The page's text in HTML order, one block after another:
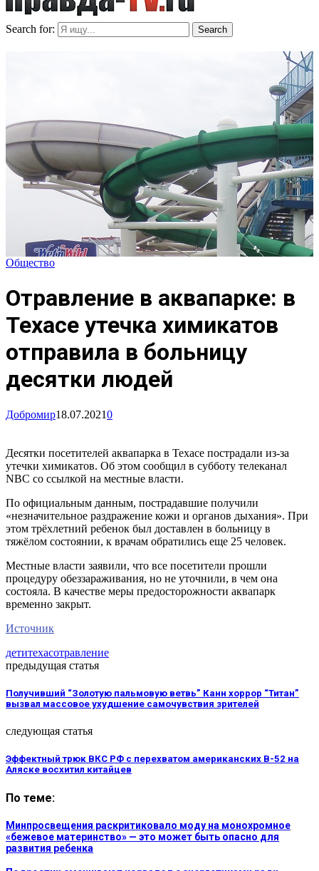
Search for: Search
Общество
Отравление в аквапарке: в
Техасе утечка химикатов
отправила в больницу
десятки людей
Добромир18.07.20210
Десятки посетителей аквапарка в Техасе пострадали из-за
утечки химикатов. Об этом сообщил в субботу телеканал
NBC со ссылкой на местные власти.
По официальным данным, пострадавшие получили
«незначительное раздражение кожи и органов дыхания». При
этом трёхлетний ребенок был доставлен в больницу в
тяжёлом состоянии, к врачам обратились еще 25 человек.
Местные власти заявили, что все посетители прошли
процедуру обеззараживания, но не уточнили, в чем она
состояла. В качестве меры предосторожности аквапарк
временно закрыт.
Источник
детитехасотравление
предыдущая статья
Получивший “Золотую пальмовую ветвь” Канн хоррор “Титан”
вызвал массовое ухудшение самочувствия зрителей
следующая статья
Эффектный трюк ВКС РФ с перехватом американских B-52 на
Аляске восхитил китайцев
По теме:
Минпросвещения раскритиковало моду на монохромное
«бежевое материнство» — это может быть опасно для
развития ребенка